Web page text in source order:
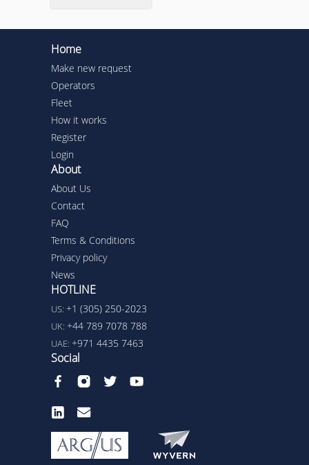
Home
Make new request
Operators
Fleet
How it works
Register
Login
About
About Us
Contact
FAQ
Terms & Conditions
Privacy policy
News
HOTLINE
US: +1 (305) 250-2023
UK: +44 789 7078 788
UAE: +971 4435 7463
Social